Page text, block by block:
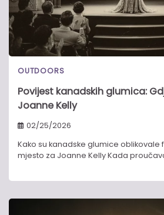
OUTDOORS
Povijest kanadskih glumica:
Joanne Kelly
02/25/2026
Kako su kanadske glumice oblikovale
mjesto za Joanne Kelly Kada